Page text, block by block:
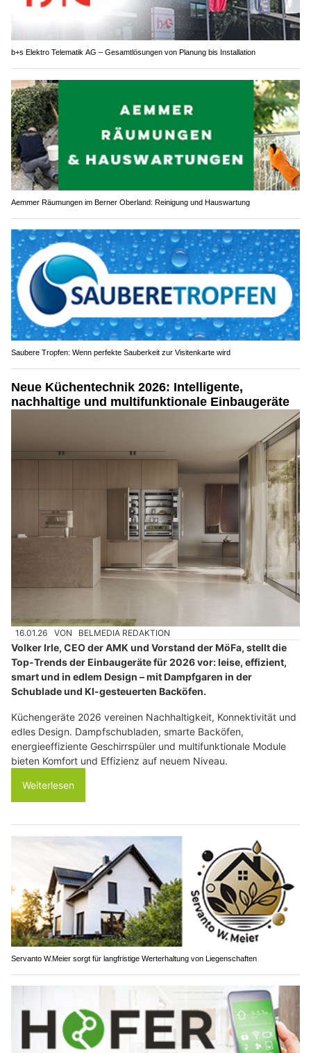
b+s Elektro Telematik AG – Gesamtlösungen von Planung bis Installation
Aemmer Räumungen im Berner Oberland: Reinigung und Hauswartung
Saubere Tropfen: Wenn perfekte Sauberkeit zur Visitenkarte wird
Neue Küchentechnik 2026: Intelligente,
nachhaltige und multifunktionale Einbaugeräte
16.01.26 VON BELMEDIA REDAKTION
Volker Irle, CEO der AMK und Vorstand der MöFa, stellt die
Top-Trends der Einbaugeräte für 2026 vor: leise, effizient,
smart und in edlem Design – mit Dampfgaren in der
Schublade und KI-gesteuerten Backöfen.
Küchengeräte 2026 vereinen Nachhaltigkeit, Konnektivität und
edles Design. Dampfschubladen, smarte Backöfen,
energieeffiziente Geschirrspüler und multifunktionale Module
bieten Komfort und Effizienz auf neuem Niveau.
Weiterlesen
Servanto W.Meier sorgt für langfristige Werterhaltung von Liegenschaften